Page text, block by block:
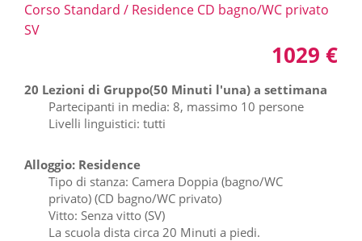
Corso Standard / Residence CD bagno/WC privato
SV
1029 €
20 Lezioni di Gruppo(50 Minuti l'una) a settimana
Partecipanti in media: 8, massimo 10 persone
Livelli linguistici: tutti
Alloggio: Residence
Tipo di stanza: Camera Doppia (bagno/WC
privato) (CD bagno/WC privato)
Vitto: Senza vitto (SV)
La scuola dista circa 20 Minuti a piedi.